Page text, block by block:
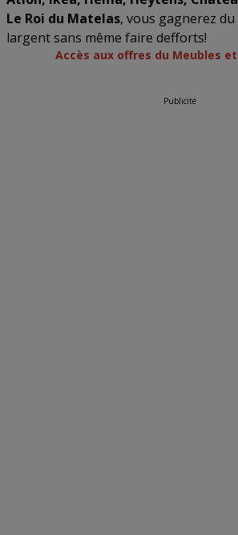
Le Roi du Matelas, vous gagnerez
largent sans même faire defforts!
Accès aux offres du Meubles
Publicité